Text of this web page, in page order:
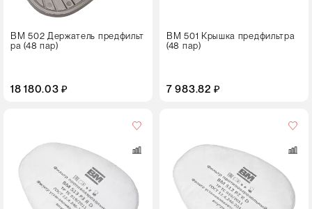
ВМ 502 Держатель предфильт
ра (48 пар)
18 180.03 ₽
ВМ 501 Крышка предфильтра
(48 пар)
7 983.82 ₽
упаковке
180 пар